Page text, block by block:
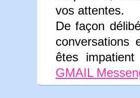
vos attentes.
De façon
conversations
êtes
GMAIL